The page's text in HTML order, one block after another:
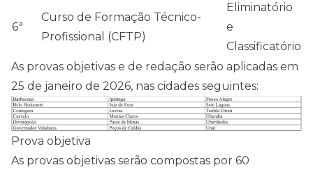
6ª
Curso de Formação Técnico-
Profissional (CFTP)
Eliminatório
e
Classificatório
As provas objetivas e de redação serão aplicadas em
25 de janeiro de 2026, nas cidades seguintes:
Prova objetiva
As provas objetivas serão compostas por 60